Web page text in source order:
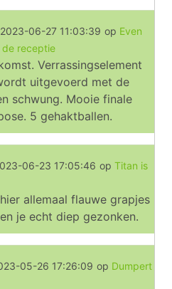
2023-06-27 11:03:39 op Even
de receptie
Verrassingselement
uitgevoerd met de
schwung. Mooie finale
5 gehaktballen.
06-23 17:05:46 op Titan is
allemaal flauwe grapjes
je echt diep gezonken.
05-26 17:26:09 op Dumpert